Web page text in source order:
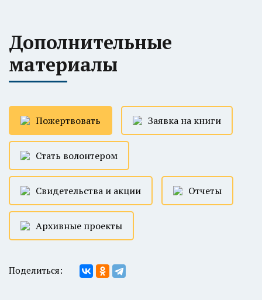
Дополнительные
материалы
Пожертвовать Заявка на книги
Стать волонтером
Свидетельства и акции Отчеты
Архивные проекты
Поделиться: